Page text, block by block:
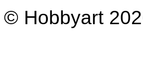
© Hobbyart